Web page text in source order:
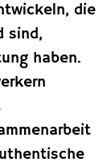
die
sind,
haben.